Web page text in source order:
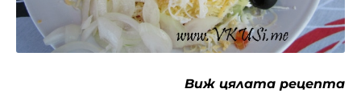
някогашните или сегашните овчари.
Независимо от крехката си историческа
възраст, овчарската салата е много
сполучлива като съчетание на вкусове,